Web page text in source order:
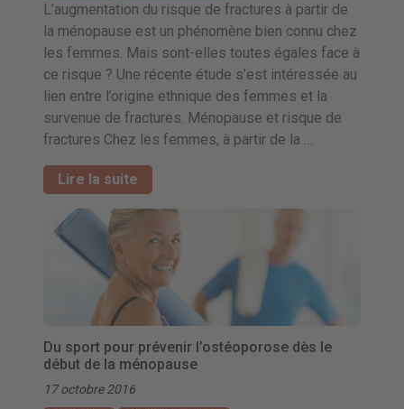
L’augmentation du risque de fractures à partir de
la ménopause est un phénomène bien connu chez
les femmes. Mais sont-elles toutes égales face à
ce risque ? Une récente étude s’est intéressée au
lien entre l’origine ethnique des femmes et la
survenue de fractures. Ménopause et risque de
fractures Chez les femmes, à partir de la …
Lire la suite
Du sport pour prévenir l’ostéoporose dès le
début de la ménopause
17 octobre 2016